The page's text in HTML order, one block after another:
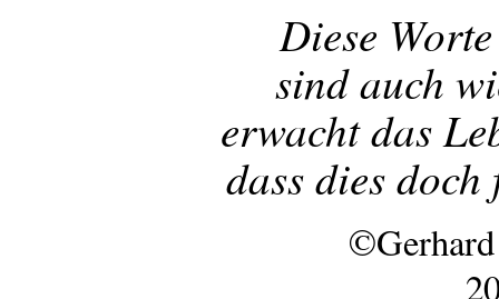
Diese
sind auch
erwacht das
dass dies